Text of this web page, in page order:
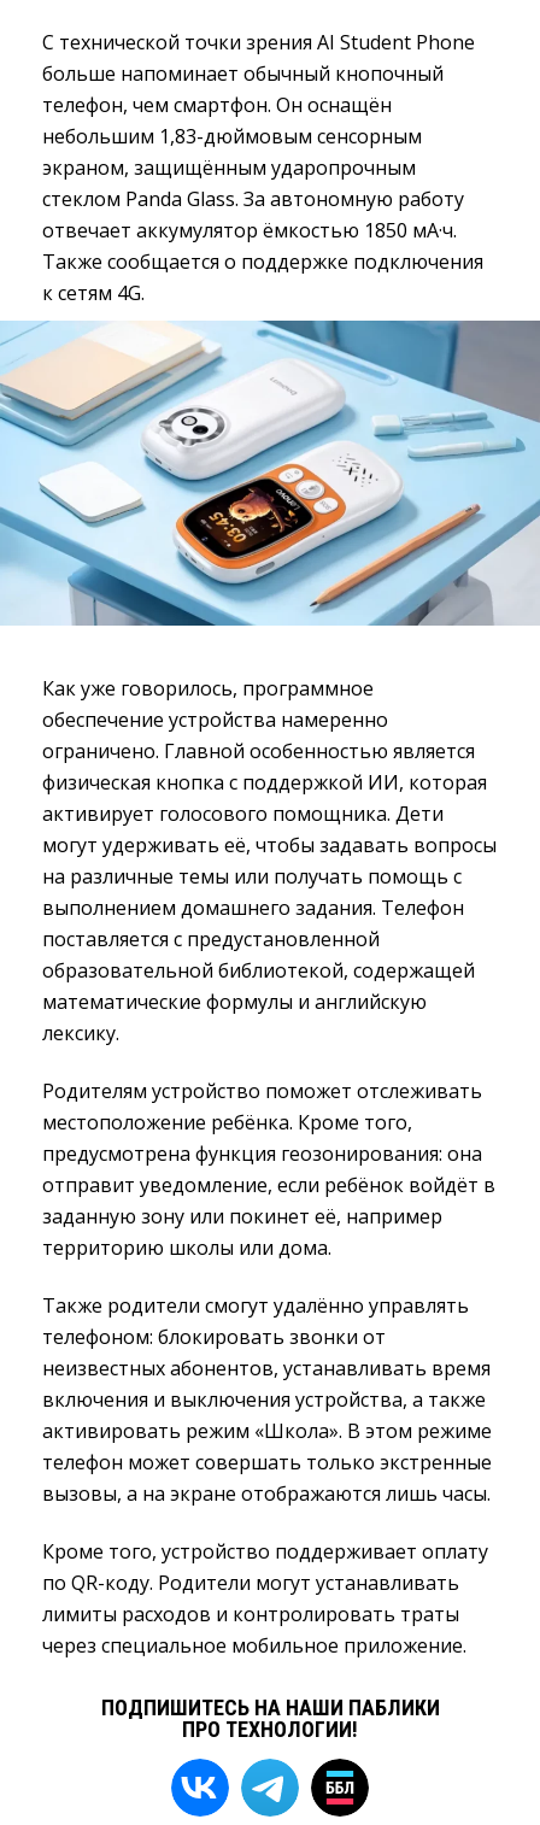
С технической точки зрения AI Student Phone
больше напоминает обычный кнопочный
телефон, чем смартфон. Он оснащён
небольшим 1,83-дюймовым сенсорным
экраном, защищённым ударопрочным
стеклом Panda Glass. За автономную работу
отвечает аккумулятор ёмкостью 1850 мА·ч.
Также сообщается о поддержке подключения
к сетям 4G.
Как уже говорилось, программное
обеспечение устройства намеренно
ограничено. Главной особенностью является
физическая кнопка с поддержкой ИИ, которая
активирует голосового помощника. Дети
могут удерживать её, чтобы задавать вопросы
на различные темы или получать помощь с
выполнением домашнего задания. Телефон
поставляется с предустановленной
образовательной библиотекой, содержащей
математические формулы и английскую
лексику.
Родителям устройство поможет отслеживать
местоположение ребёнка. Кроме того,
предусмотрена функция геозонирования: она
отправит уведомление, если ребёнок войдёт в
заданную зону или покинет её, например
территорию школы или дома.
Также родители смогут удалённо управлять
телефоном: блокировать звонки от
неизвестных абонентов, устанавливать время
включения и выключения устройства, а также
активировать режим «Школа». В этом режиме
телефон может совершать только экстренные
вызовы, а на экране отображаются лишь часы.
Кроме того, устройство поддерживает оплату
по QR-коду. Родители могут устанавливать
лимиты расходов и контролировать траты
через специальное мобильное приложение.
ПОДПИШИТЕСЬ НА НАШИ ПАБЛИКИ
ПРО ТЕХНОЛОГИИ!